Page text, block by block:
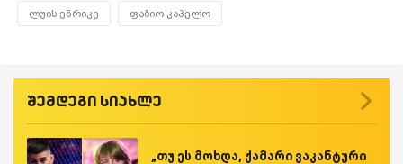
ლუის ენრიკე ფაბიო კაპელო
შემდეგი სიახლე
„თუ ეს მოხდა, ქამარი ვაკანტური